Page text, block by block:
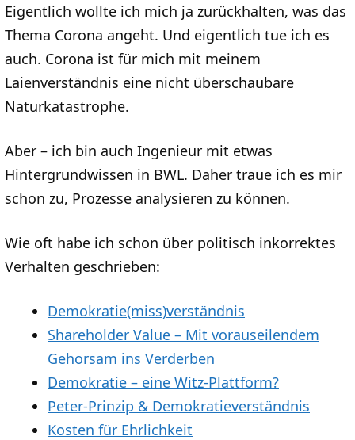
Eigentlich wollte ich mich ja zurückhalten, was das
Thema Corona angeht. Und eigentlich tue ich es
auch. Corona ist für mich mit meinem
Laienverständnis eine nicht überschaubare
Naturkatastrophe.
Aber – ich bin auch Ingenieur mit etwas
Hintergrundwissen in BWL. Daher traue ich es mir
schon zu, Prozesse analysieren zu können.
Wie oft habe ich schon über politisch inkorrektes
Verhalten geschrieben:
Demokratie(miss)verständnis
Shareholder Value – Mit vorauseilendem
Gehorsam ins Verderben
Demokratie – eine Witz-Plattform?
Peter-Prinzip & Demokratieverständnis
Kosten für Ehrlichkeit